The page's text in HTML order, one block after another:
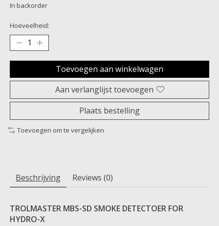
In backorder
Hoeveelheid:
Toevoegen aan winkelwagen
Aan verlanglijst toevoegen
Plaats bestelling
Toevoegen om te vergelijken
Beschrijving Reviews (0)
TROLMASTER MBS-SD SMOKE DETECTOER FOR
HYDRO-X